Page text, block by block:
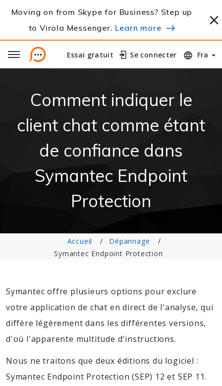
Moving on from Skype for Business? Step up
to Virola Messenger. Learn more
Essai gratuit
Essai gratuit Se connecter
Se connecter Fra
Comment indiquer le
client chat comme étant
de confiance dans
Symantec Endpoint
Protection
Accueil
Dépannage
Symantec Endpoint Protection
Symantec offre plusieurs options pour exclure
votre application de chat en direct de l'analyse, qui
diffère légèrement dans les différentes versions,
d'où l'apparente multitude d'instructions.
Nous ne traitons que deux éditions du logiciel :
Symantec Endpoint Protection (SEP) 12 et SEP 11.